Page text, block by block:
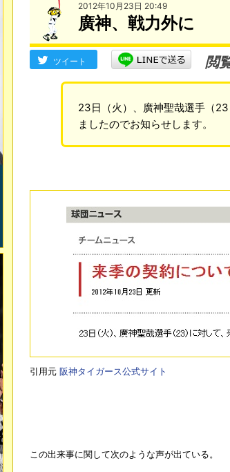
2012年10月23日 20:49
廣神、戦力外に
ツイート 閲
23日（火）、廣神聖哉選手（
ましたのでお知らせします。
引用元 阪神タイガース公式サイト
この出来事に関して次のような声が出ている。